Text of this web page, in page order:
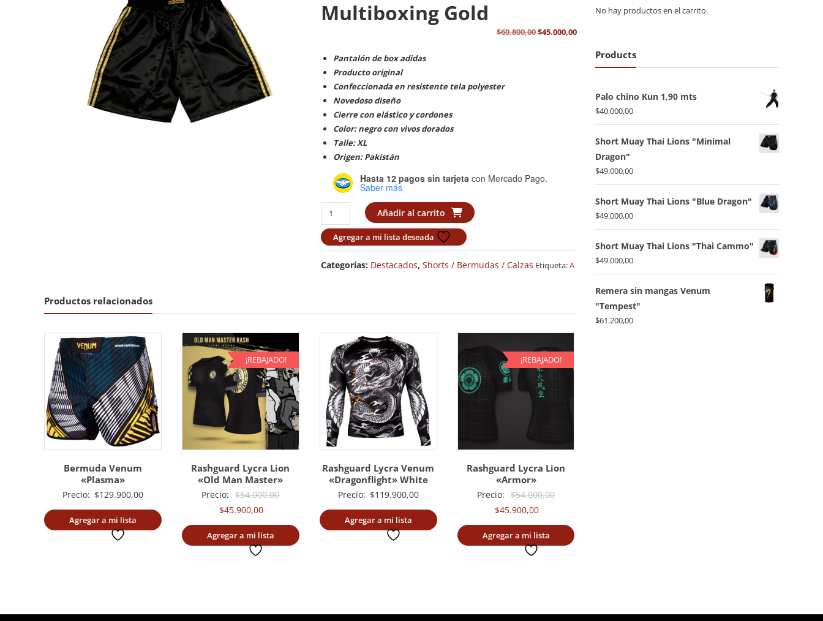
Multiboxing Gold
$60.800,00El
$45.000,00El
actual
Pantalón de box adidas
Producto original
Confeccionada en resistente tela polyester
Novedoso diseño
Cierre con elástico y cordones
Color: negro con vivos dorados
Talle: XL
Origen: Pakistán
Hasta 12 pagos sin tarjeta con Mercado Pago.
Saber más
Pantalon
de
box
Multiboxing
gold
Añadir al carrito
Agregar a mi lista deseada
Categorías: Destacados,Shorts / Bermudas / Calzas Etiqueta:A
Productos relacionados
Bermuda Venum
«Plasma»
Precio: $129.900,00
Agregar a mi lista
¡REBAJADO!
Rashguard Lycra Lion
«Old Man Master»
Precio: $54.000,00El
original
$45.900,00El
precio
actual
Agregar a mi lista
Rashguard Lycra Venum
«Dragonflight» White
Precio: $119.900,00
Agregar a mi lista
¡REBAJADO!
Rashguard Lycra Lion
«Armor»
Precio: $54.000,00El
original
$45.900,00El
precio
actual
Agregar a mi lista
No hay productos en el carrito.
Products
Palo chino Kun 1,90 mts
$40.000,00
Short Muay Thai Lions "Minimal
Dragon"
$49.000,00
Short Muay Thai Lions "Blue Dragon"
$49.000,00
Short Muay Thai Lions "Thai Cammo"
$49.000,00
Remera sin mangas Venum
"Tempest"
$61.200,00